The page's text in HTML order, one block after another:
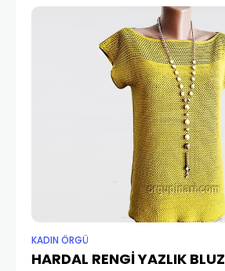
KADIN ÖRGÜ
HARDAL RENGİ YAZLIK BLUZ